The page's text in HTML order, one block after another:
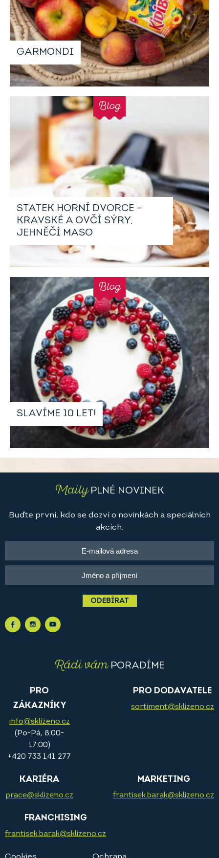
GARMONDI
STATEK HORNÍ DVORCE –
KRAVSKÉ A OVČÍ SÝRY,
JEHNĚČÍ MASO
Blog
SLAVÍME 10 LET!
Blog
MailyPLNÉ NOVINEK
Buďte první, kdo se dozví o novinkách a speciálních
akcích.
ODEBÍRAT
Rádi vámPORADÍME
PRO
ZÁKAZNÍKY
info@sklizeno.cz
(Po-Pá, 8:00-
17:00)
+420 733 141 277
PRO DODAVATELE
sortiment@sklizeno.cz
KARIÉRA
prace@sklizeno.cz
MARKETING
frantisek.barak@sklizeno.cz
FRANCHISING
frantisek.barak@sklizeno.cz